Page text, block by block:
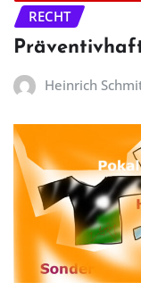
RECHT
Heinrich